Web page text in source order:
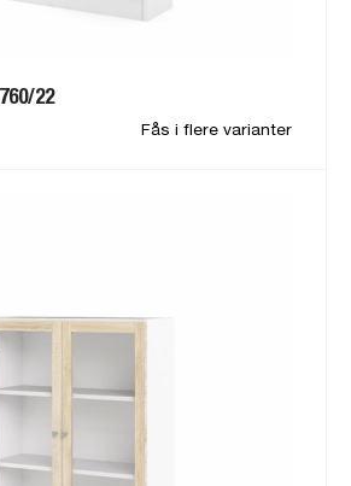
22
Fås i flere varianter